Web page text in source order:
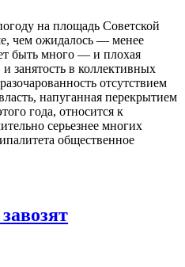
на площадь Советской
чем ожидалось — менее
быть много — и плохая
занятость в коллективных
отсутствием
напуганная перекрытием
года, относится к
серьезнее многих
общественное